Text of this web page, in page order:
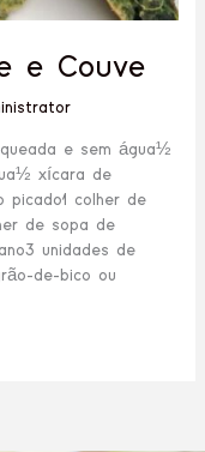
e Couve
e sem água½
xícara de
picado1 colher de
de sopa de
unidades de
de-bico ou